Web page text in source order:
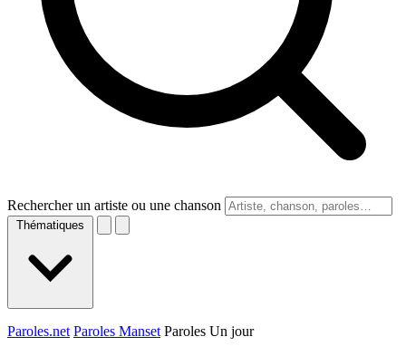
Rechercher un artiste ou une chanson
Thématiques
Paroles.net Paroles Manset Paroles Un jour